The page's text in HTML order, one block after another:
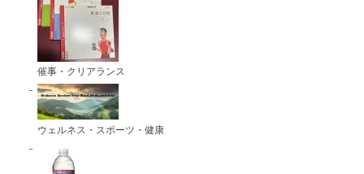
催事・クリアランス
ウェルネス・スポーツ・健康